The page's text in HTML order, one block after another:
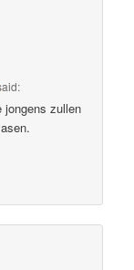
jongens zullen